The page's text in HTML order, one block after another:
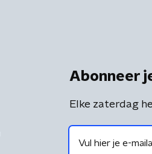
Abonneer
Elke zaterdag